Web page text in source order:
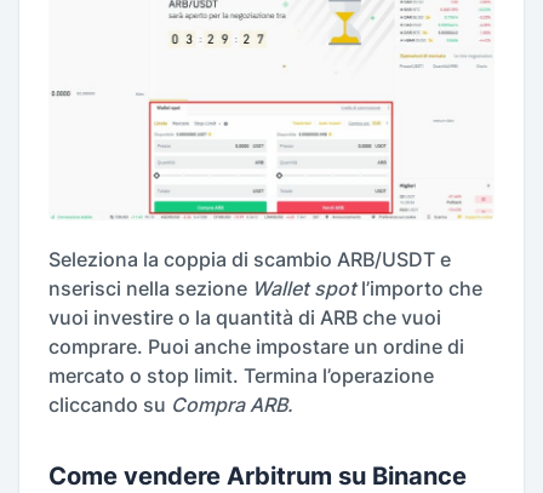
Seleziona la coppia di scambio ARB/USDT e
nserisci nella sezione Wallet spotl’importo che
vuoi investire o la quantità di ARB che vuoi
comprare. Puoi anche impostare un ordine di
mercato o stop limit. Termina l’operazione
cliccando su Compra ARB.
Come vendere Arbitrum su Binance